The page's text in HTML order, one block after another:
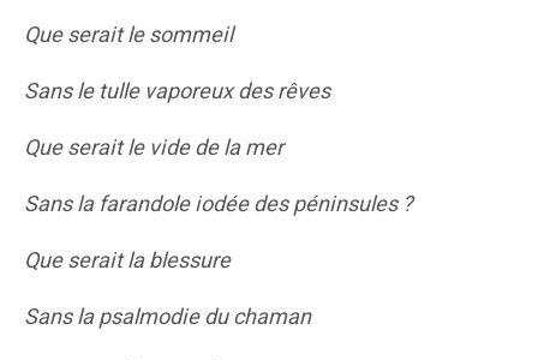
Que serait le sommeil
Sans le tulle vaporeux des rêves
Que serait le vide de la mer
Sans la farandole iodée des péninsules ?
Que serait la blessure
Sans la psalmodie du chaman